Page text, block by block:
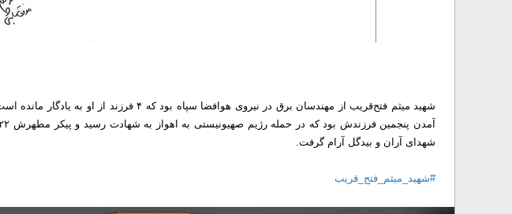
شهدای آران و بیدگل آرام گرفت.
#شهید_میثم_فتح_قریب